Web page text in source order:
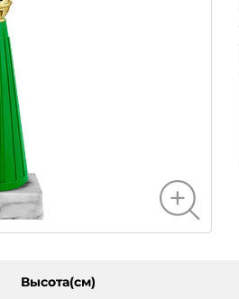
Высота(см)